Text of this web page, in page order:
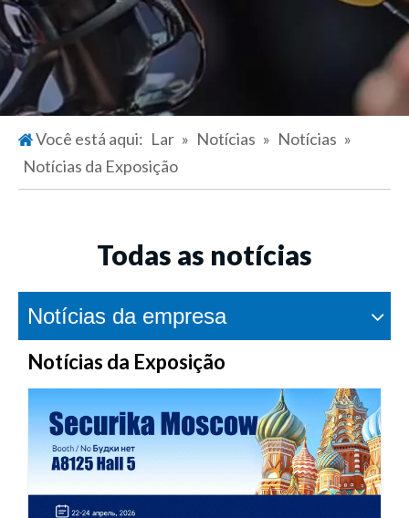
Você está aqui: Lar » Notícias » Notícias »
Notícias da Exposição
Todas as notícias
Notícias da empresa
Notícias da Exposição